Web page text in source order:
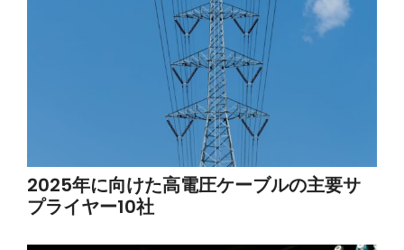
2025年に向けた高電圧ケーブルの主要サ
プライヤー10社